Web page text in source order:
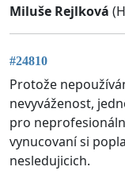
Miluše Rejlková
#24810
Protože
nevyváženost,
pro
vynucovaní si
nesledujicich.